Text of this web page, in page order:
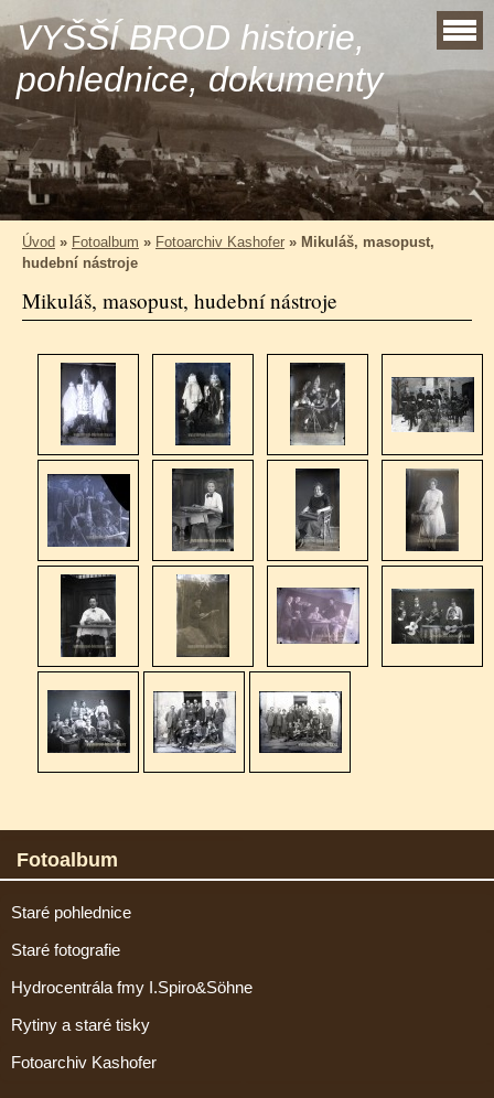
VYŠŠÍ BROD historie,
pohlednice, dokumenty
Úvod » Fotoalbum » Fotoarchiv Kashofer » Mikuláš, masopust,
hudební nástroje
Mikuláš, masopust, hudební nástroje
Fotoalbum
Staré pohlednice
Staré fotografie
Hydrocentrála fmy I.Spiro&Söhne
Rytiny a staré tisky
Fotoarchiv Kashofer